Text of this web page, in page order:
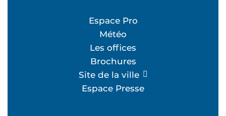
Espace Pro
Météo
Les offices
Brochures
Site de la ville
Espace Presse